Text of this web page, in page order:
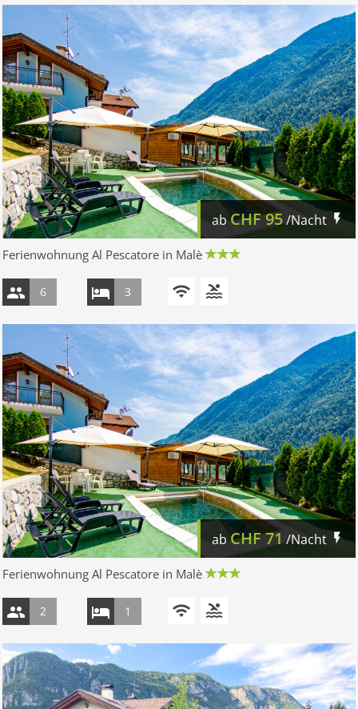
abCHF95/Nacht
Ferienwohnung Al Pescatore in Malè
6 3
abCHF71/Nacht
Ferienwohnung Al Pescatore in Malè
2 1